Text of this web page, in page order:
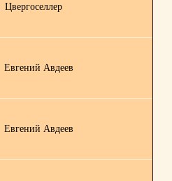
Цвергоселлер
Евгений Авдеев
Евгений Авдеев